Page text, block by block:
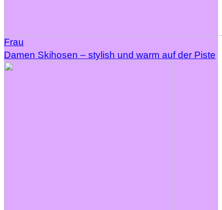
Frau
Damen Skihosen – stylish und warm auf der Piste